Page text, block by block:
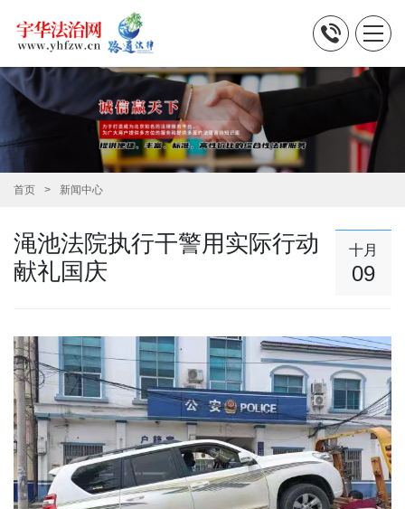
首页 新闻中心
渑池法院执行干警用实际行动
献礼国庆
十月
09